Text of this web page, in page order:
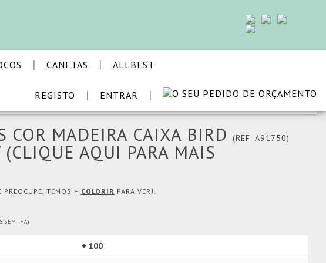
| CANETAS | ALLBEST
|
ENTRAR
|
REGISTO VOLTAR
COR MADEIRA CAIXA BIRD (REF: A91750)
(CLIQUE AQUI PARA MAIS
TEMOS + COLORIR PARA VER!.
SEM IVA)
+ 100